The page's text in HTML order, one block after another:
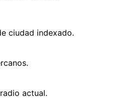
ciudad indexado.
actual.